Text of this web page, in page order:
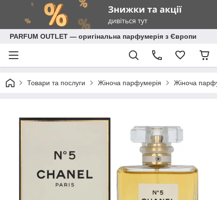
PARFUM OUTLET — оригінальна парфумерія з Європи
Товари та послуги Жіноча парфумерія Жіноча